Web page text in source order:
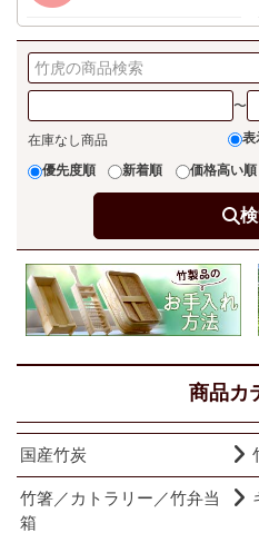
〜
在庫なし商品 表
優先度順 新着順 価格高い順
商品カ
国産竹炭
竹箸／カトラリー／竹弁当
箱